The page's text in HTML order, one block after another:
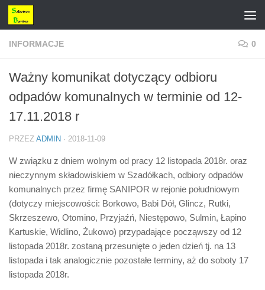
Przejdź do treści
INFORMACJE 0
Ważny komunikat dotyczący odbioru
odpadów komunalnych w terminie od 12-
17.11.2018 r
PRZEZ ADMIN · 2018-11-09
W związku z dniem wolnym od pracy 12 listopada 2018r. oraz
nieczynnym składowiskiem w Szadółkach, odbiory odpadów
komunalnych przez firmę SANIPOR w rejonie południowym
(dotyczy miejscowości: Borkowo, Babi Dół, Glincz, Rutki,
Skrzeszewo, Otomino, Przyjaźń, Niestępowo, Sulmin, Łapino
Kartuskie, Widlino, Żukowo) przypadające począwszy od 12
listopada 2018r. zostaną przesunięte o jeden dzień tj. na 13
listopada i tak analogicznie pozostałe terminy, aż do soboty 17
listopada 2018r.